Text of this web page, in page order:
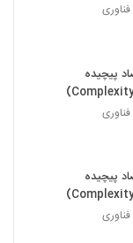
غیرخطی
غیرخطی
محیطی
پیچیده
پیچیده